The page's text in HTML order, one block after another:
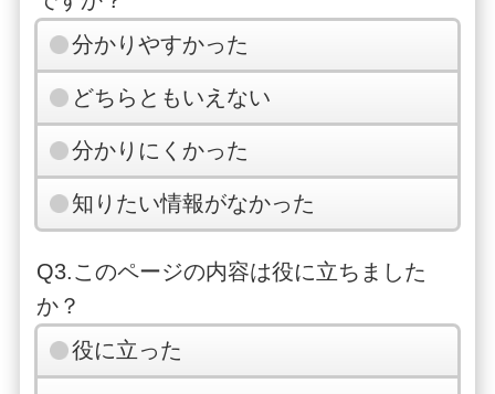
分かりやすかった
どちらともいえない
分かりにくかった
知りたい情報がなかった
Q3.このページの内容は役に立ちました
か？
役に立った